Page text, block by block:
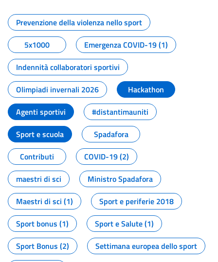
Tutti i contenuti della pagina
Prevenzione della violenza nello sport
5x1000
Emergenza COVID-19 (1)
Indennità collaboratori sportivi
Olimpiadi invernali 2026
Hackathon
Agenti sportivi
#distantimauniti
Sport e scuola
Spadafora
Contributi
COVID-19 (2)
maestri di sci
Ministro Spadafora
Maestri di sci (1)
Sport e periferie 2018
Sport bonus (1)
Sport e Salute (1)
Sport Bonus (2)
Settimana europea dello sport